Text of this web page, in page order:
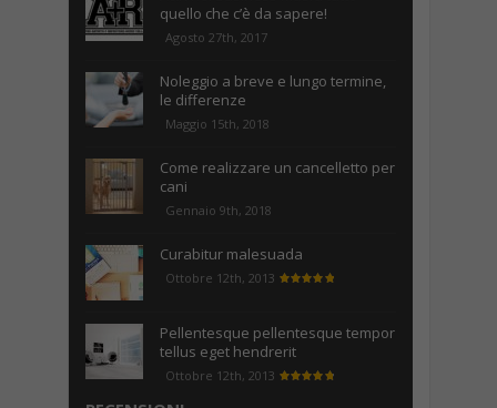
quello che c’è da sapere!
Agosto 27th, 2017
Noleggio a breve e lungo termine,
le differenze
Maggio 15th, 2018
Come realizzare un cancelletto per
cani
Gennaio 9th, 2018
Curabitur malesuada
Ottobre 12th, 2013
Pellentesque pellentesque tempor
tellus eget hendrerit
Ottobre 12th, 2013